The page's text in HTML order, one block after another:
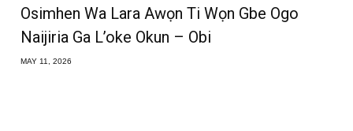
Osimhen Wa Lara Awọn Ti Wọn Gbe Ogo
Naijiria Ga L’oke Okun – Obi
MAY 11, 2026